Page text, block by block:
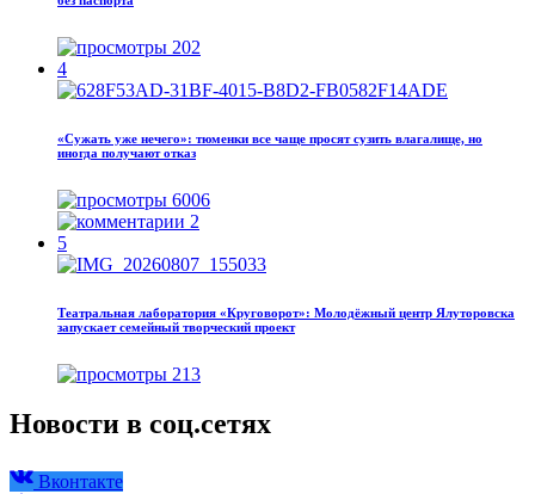
202
4
«Сужать уже нечего»: тюменки все чаще просят сузить влагалище, но
иногда получают отказ
6006
2
5
Театральная лаборатория «Круговорот»: Молодёжный центр Ялуторовска
запускает семейный творческий проект
213
Новости в соц.сетях
Вконтакте